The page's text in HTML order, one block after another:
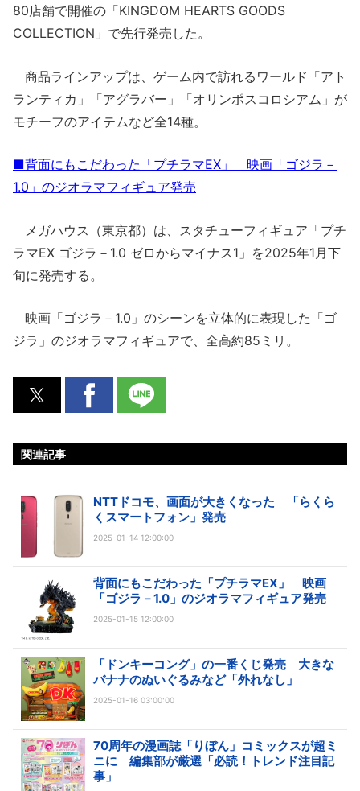
80店舗で開催の「KINGDOM HEARTS GOODS
COLLECTION」で先行発売した。
商品ラインアップは、ゲーム内で訪れるワールド「アト
ランティカ」「アグラバー」「オリンポスコロシアム」が
モチーフのアイテムなど全14種。
■背面にもこだわった「プチラマEX」 映画「ゴジラ－
1.0」のジオラマフィギュア発売
メガハウス（東京都）は、スタチューフィギュア「プチ
ラマEX ゴジラ－1.0 ゼロからマイナス1」を2025年1月下
旬に発売する。
映画「ゴジラ－1.0」のシーンを立体的に表現した「ゴ
ジラ」のジオラマフィギュアで、全高約85ミリ。
関連記事
NTTドコモ、画面が大きくなった 「らくら
くスマートフォン」発売
2025-01-14 12:00:00
背面にもこだわった「プチラマEX」 映画
「ゴジラ－1.0」のジオラマフィギュア発売
2025-01-15 12:00:00
「ドンキーコング」の一番くじ発売 大きな
バナナのぬいぐるみなど「外れなし」
2025-01-16 03:00:00
70周年の漫画誌「りぼん」コミックスが超ミ
ニに 編集部が厳選「必読！トレンド注目記
事」